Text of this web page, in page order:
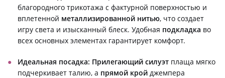
благородного трикотажа с фактурной поверхностью и
вплетенной металлизированной нитью, что создает
игру света и изысканный блеск. Удобная подкладка во
всех основных элементах гарантирует комфорт.
Идеальная посадка: Прилегающий силуэт плаща мягко
подчеркивает талию, а прямой крой джемпера